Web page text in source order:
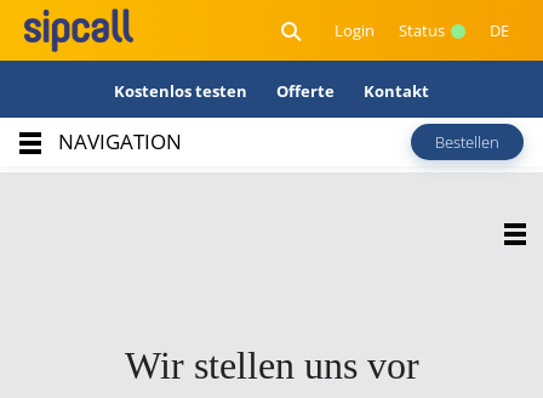
Login Status DE
Kostenlos testen Offerte Kontakt
NAVIGATION Bestellen
Wir stellen uns vor